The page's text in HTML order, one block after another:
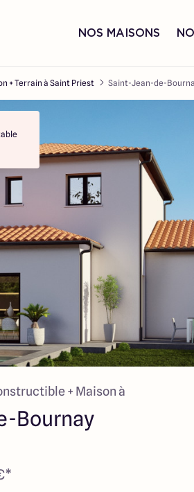
NOS MAISONS
+ Terrain à Saint Priest Saint-Jean-de-
+ Maison à
Bournay